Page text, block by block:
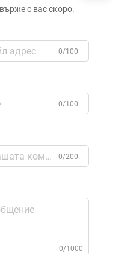
с вас скоро.
0/100
0/100
0/200
0/1000